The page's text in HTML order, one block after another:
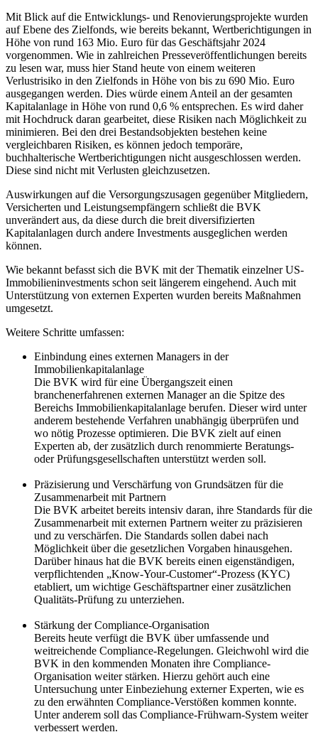
Mit Blick auf die Entwicklungs- und Renovierungsprojekte wurden
auf Ebene des Zielfonds, wie bereits bekannt, Wertberichtigungen in
Höhe von rund 163 Mio. Euro für das Geschäftsjahr 2024
vorgenommen. Wie in zahlreichen Presseveröffentlichungen bereits
zu lesen war, muss hier Stand heute von einem weiteren
Verlustrisiko in den Zielfonds in Höhe von bis zu 690 Mio. Euro
ausgegangen werden. Dies würde einem Anteil an der gesamten
Kapitalanlage in Höhe von rund 0,6 % entsprechen. Es wird daher
mit Hochdruck daran gearbeitet, diese Risiken nach Möglichkeit zu
minimieren. Bei den drei Bestandsobjekten bestehen keine
vergleichbaren Risiken, es können jedoch temporäre,
buchhalterische Wertberichtigungen nicht ausgeschlossen werden.
Diese sind nicht mit Verlusten gleichzusetzen.
Auswirkungen auf die Versorgungszusagen gegenüber Mitgliedern,
Versicherten und Leistungsempfängern schließt die BVK
unverändert aus, da diese durch die breit diversifizierten
Kapitalanlagen durch andere Investments ausgeglichen werden
können.
Wie bekannt befasst sich die BVK mit der Thematik einzelner US-
Immobilieninvestments schon seit längerem eingehend. Auch mit
Unterstützung von externen Experten wurden bereits Maßnahmen
umgesetzt.
Weitere Schritte umfassen:
Einbindung eines externen Managers in der
Immobilienkapitalanlage
Die BVK wird für eine Übergangszeit einen
branchenerfahrenen externen Manager an die Spitze des
Bereichs Immobilienkapitalanlage berufen. Dieser wird unter
anderem bestehende Verfahren unabhängig überprüfen und
wo nötig Prozesse optimieren. Die BVK zielt auf einen
Experten ab, der zusätzlich durch renommierte Beratungs-
oder Prüfungsgesellschaften unterstützt werden soll.
Präzisierung und Verschärfung von Grundsätzen für die
Zusammenarbeit mit Partnern
Die BVK arbeitet bereits intensiv daran, ihre Standards für die
Zusammenarbeit mit externen Partnern weiter zu präzisieren
und zu verschärfen. Die Standards sollen dabei nach
Möglichkeit über die gesetzlichen Vorgaben hinausgehen.
Darüber hinaus hat die BVK bereits einen eigenständigen,
verpflichtenden „Know-Your-Customer“-Prozess (KYC)
etabliert, um wichtige Geschäftspartner einer zusätzlichen
Qualitäts-Prüfung zu unterziehen.
Stärkung der Compliance-Organisation
Bereits heute verfügt die BVK über umfassende und
weitreichende Compliance-Regelungen. Gleichwohl wird die
BVK in den kommenden Monaten ihre Compliance-
Organisation weiter stärken. Hierzu gehört auch eine
Untersuchung unter Einbeziehung externer Experten, wie es
zu den erwähnten Compliance-Verstößen kommen konnte.
Unter anderem soll das Compliance-Frühwarn-System weiter
verbessert werden.